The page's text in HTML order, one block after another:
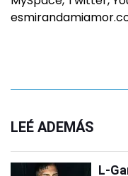
LEÉ ADEMÁS
L-